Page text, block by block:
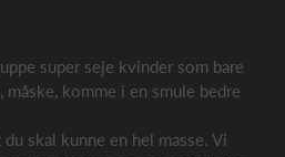
super seje kvinder som bare
komme i en smule bedre
skal kunne en hel masse. Vi